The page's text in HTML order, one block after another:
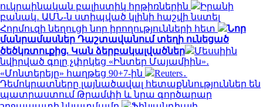
ուկրաինական բալիստիկ հրթիռներին
Իրանի
բանակ․ ԱՄՆ-ն ստիպված կլինի հաշվի նստել
Հորմուզի նեղուցի նոր իրողությունների հետ
Նոր
մանրամասներ Դաշտավանում տեղի ունեցած
ծեծկռտուքից. Կան ձերբակալվածներ
Մեսսիին
նվիրված գոլը չփրկեց «Ինտեր Մայամիին»․
«Մոնտերեյը» հաղթեց 90+7-ին
Reuters․
Դեմոկրատները լայնածավալ հետաքննություններ են
պատրաստում Թրամփի և նրա գործարար